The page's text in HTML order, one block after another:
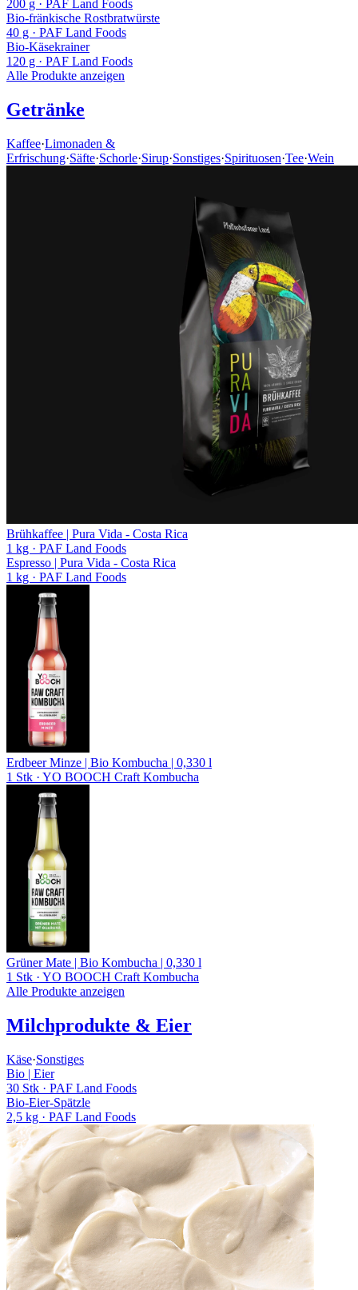
200 g · PAF Land Foods
Bio-fränkische Rostbratwürste
40 g · PAF Land Foods
Bio-Käsekrainer
120 g · PAF Land Foods
Alle Produkte anzeigen
Getränke
Kaffee·Limonaden &
Erfrischung·Säfte·Schorle·Sirup·Sonstiges·Spirituosen·Tee·Wein
Brühkaffee | Pura Vida - Costa Rica
1 kg · PAF Land Foods
Espresso | Pura Vida - Costa Rica
1 kg · PAF Land Foods
Erdbeer Minze | Bio Kombucha | 0,330 l
1 Stk · YO BOOCH Craft Kombucha
Grüner Mate | Bio Kombucha | 0,330 l
1 Stk · YO BOOCH Craft Kombucha
Alle Produkte anzeigen
Milchprodukte & Eier
Käse·Sonstiges
Bio | Eier
30 Stk · PAF Land Foods
Bio-Eier-Spätzle
2,5 kg · PAF Land Foods